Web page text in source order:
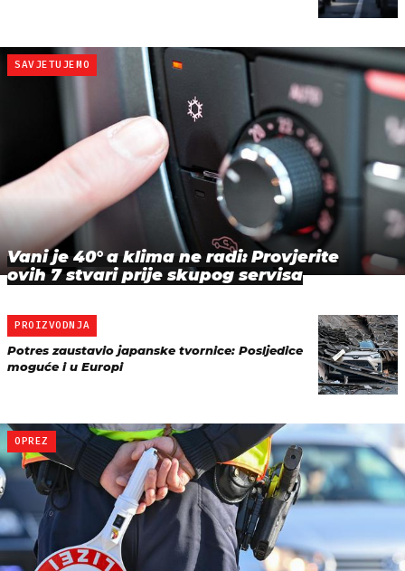
SAVJETUJEMO
Vani je 40° a klima ne radi: Provjerite
ovih 7 stvari prije skupog servisa
PROIZVODNJA
Potres zaustavio japanske tvornice: Posljedice
moguće i u Europi
OPREZ